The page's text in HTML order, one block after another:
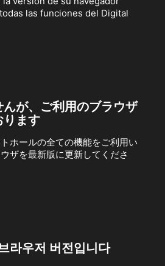
las funciones del Digital
が、ご利用のブラウザ
ります
ホールの全ての機能をご利用い
ザを最新版に更新してくださ
라우저 버전입니다